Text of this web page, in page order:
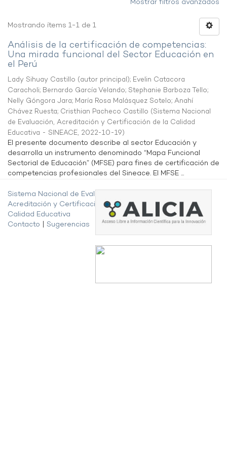
Mostrar filtros avanzados
Mostrando ítems 1-1 de 1
Análisis de la certificación de competencias:
Una mirada funcional del Sector Educación en
el Perú
Lady Sihuay Castillo (autor principal); Evelin Catacora
Caracholi; Bernardo García Velando; Stephanie Barboza Tello;
Nelly Góngora Jara; María Rosa Malásquez Sotelo; Anahí
Chávez Ruesta; Cristhian Pacheco Castillo (Sistema Nacional
de Evaluación, Acreditación y Certificación de la Calidad
Educativa - SINEACE, 2022-10-19)
El presente documento describe al sector Educación y
desarrolla un instrumento denominado “Mapa Funcional
Sectorial de Educación” (MFSE) para fines de certificación de
competencias profesionales del Sineace. El MFSE ...
Sistema Nacional de Evaluación,
Acreditación y Certificación de la
Calidad Educativa
Contacto
Sugerencias